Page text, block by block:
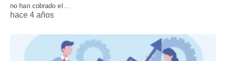
no han cobrado el…
hace 4 años